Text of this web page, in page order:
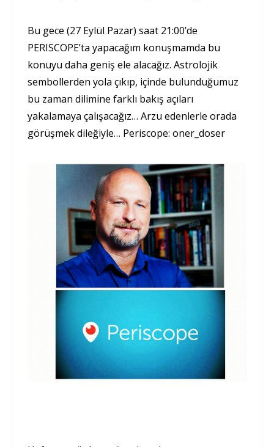
Bu gece (27 Eylül Pazar) saat 21:00’de
PERISCOPE’ta yapacağım konuşmamda bu
konuyu daha geniş ele alacağız. Astrolojik
sembollerden yola çıkıp, içinde bulunduğumuz
bu zaman dilimine farklı bakış açıları
yakalamaya çalışacağız… Arzu edenlerle orada
görüşmek dileğiyle… Periscope: oner_doser